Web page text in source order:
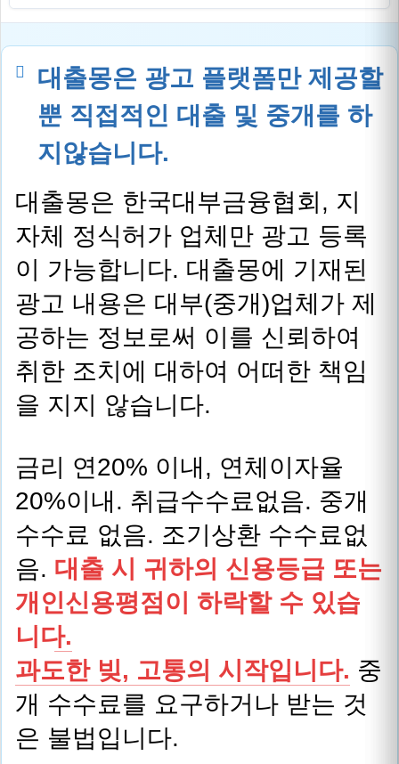
대출몽은 광고 플랫폼만 제공할
뿐 직접적인 대출 및 중개를 하
지않습니다.
대출몽은 한국대부금융협회, 지
자체 정식허가 업체만 광고 등록
이 가능합니다. 대출몽에 기재된
광고 내용은 대부(중개)업체가 제
공하는 정보로써 이를 신뢰하여
취한 조치에 대하여 어떠한 책임
을 지지 않습니다.
금리 연20% 이내, 연체이자율
20%이내. 취급수수료없음. 중개
수수료 없음. 조기상환 수수료없
음. 대출 시 귀하의 신용등급 또는
개인신용평점이 하락할 수 있습
니다.
과도한 빚, 고통의 시작입니다. 중
개 수수료를 요구하거나 받는 것
은 불법입니다.